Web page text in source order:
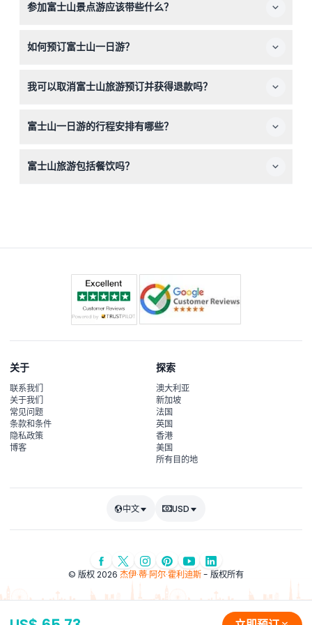
以上的儿童需购买全价成人票。
参加富士山景点游应该带些什么？
机，以及您全天可能需要的个人必需品。
如何预订富士山一日游？
发地点和日期。
我可以取消富士山旅游预订并获得退款吗？
得全额退款。
富士山一日游的行程安排有哪些？
志性景点，配有英语或中文导游以及往返交通。
富士山旅游包括餐饮吗？
关于
联系我们
关于我们
常见问题
条款和条件
隐私政策
博客
探索
澳大利亚
新加坡
法国
英国
香港
美国
所有目的地
中文 USD
© 版权 2026 杰伊·蒂·阿尔·霍利迪斯- 版权所有